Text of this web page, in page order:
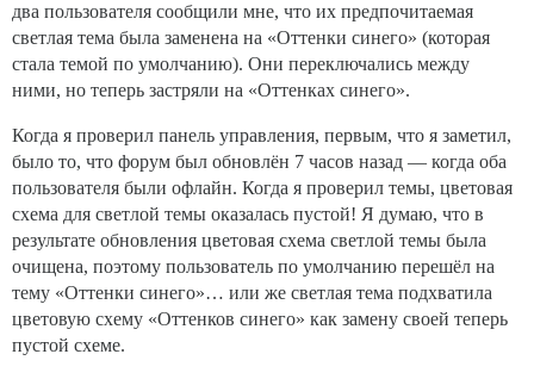
два пользователя сообщили мне, что их предпочитаемая
светлая тема была заменена на «Оттенки синего» (которая
стала темой по умолчанию). Они переключались между
ними, но теперь застряли на «Оттенках синего».
Когда я проверил панель управления, первым, что я заметил,
было то, что форум был обновлён 7 часов назад — когда оба
пользователя были офлайн. Когда я проверил темы, цветовая
схема для светлой темы оказалась пустой! Я думаю, что в
результате обновления цветовая схема светлой темы была
очищена, поэтому пользователь по умолчанию перешёл на
тему «Оттенки синего»… или же светлая тема подхватила
цветовую схему «Оттенков синего» как замену своей теперь
пустой схеме.